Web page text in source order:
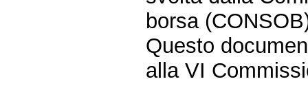
borsa
Questo
alla VI